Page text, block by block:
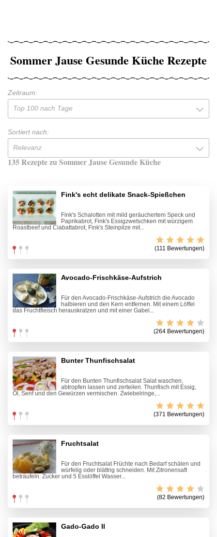
Sommer Jause Gesunde Küche Rezepte
Zeitraum:
Top 100 nach Tage
Sortiert nach:
Relevanz
135 Rezepte zu Sommer Jause Gesunde Küche
Fink's echt delikate Snack-Spießchen
Fink's Schalotten mit mild geräuchertem Speck und
Paprikabrot, Fink's Essigzwetschken mit würzigem
Roastbeef und Ciabattabrot, Fink's Steinpilze mit...
(111 Bewertungen)
Avocado-Frischkäse-Aufstrich
Für den Avocado-Frischkäse-Aufstrich die Avocado
halbieren und den Kern entfernen. Mit einem Löffel
das Fruchtfleisch herauskratzen und mit einer Gabel...
(264 Bewertungen)
Bunter Thunfischsalat
Für den Bunten Thunfischsalat Salat waschen,
abtropfen lassen und zerteilen. Thunfisch mit Essig,
Öl, Senf und den Gewürzen vermischen. Zwiebelringe,...
(371 Bewertungen)
Fruchtsalat
Für den Fruchtsalat Früchte nach Bedarf schälen und
würfelig oder blättrig schneiden. Mit Zitronensaft
beträufeln. Zucker und 5 Esslöffel Wasser...
(82 Bewertungen)
Gado-Gado II